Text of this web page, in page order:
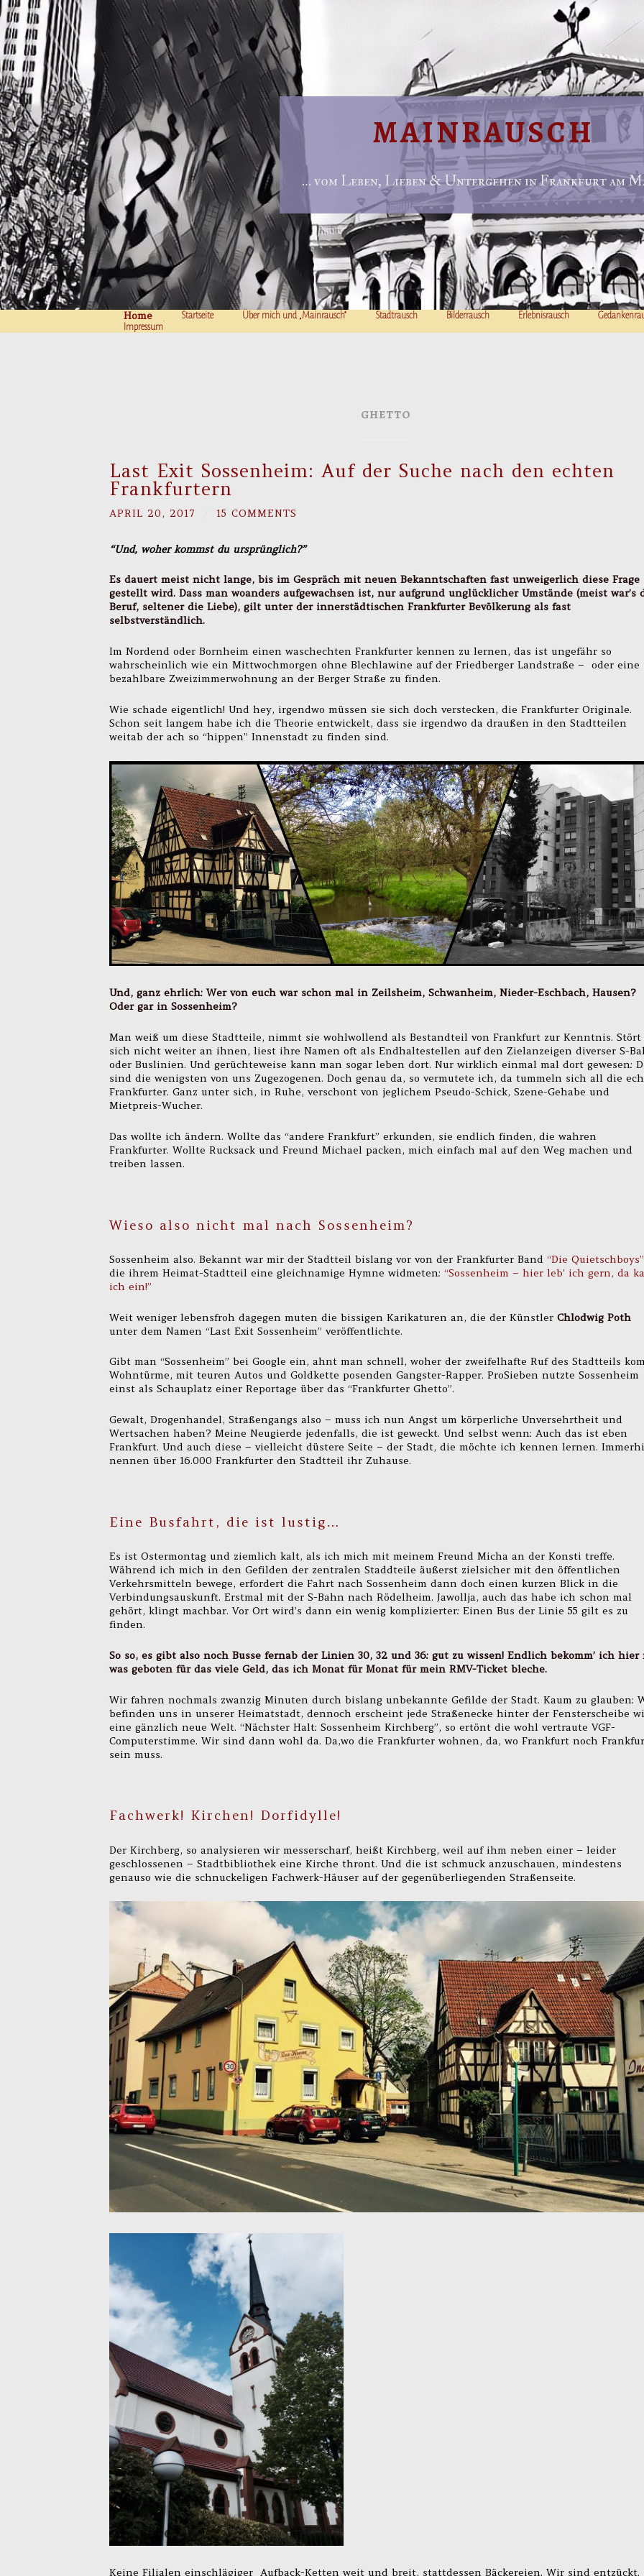
MAINRAUSCH
… vom Leben, Lieben & Untergehen in Frankfurt am
Home Startseite Über mich und „Mainrausch“ Stadtrausch Bilderrausch Erlebnisrausch
Impressum
GHETTO
Last Exit Sossenheim: Auf der Suche nach den echten
Frankfurtern
APRIL 20, 2017 15 COMMENTS
“Und, woher kommst du ursprünglich?”
Es dauert meist nicht lange, bis im Gespräch mit neuen Bekanntschaften fast unweigerlich diese Frage
gestellt wird. Dass man woanders aufgewachsen ist, nur aufgrund unglücklicher Umstände (meist war’s
Beruf, seltener die Liebe), gilt unter der innerstädtischen Frankfurter Bevölkerung als fast
selbstverständlich.
Im Nordend oder Bornheim einen waschechten Frankfurter kennen zu lernen, das ist ungefähr so
wahrscheinlich wie ein Mittwochmorgen ohne Blechlawine auf der Friedberger Landstraße – oder eine
bezahlbare Zweizimmerwohnung an der Berger Straße zu finden.
Wie schade eigentlich! Und hey, irgendwo müssen sie sich doch verstecken, die Frankfurter Originale.
Schon seit langem habe ich die Theorie entwickelt, dass sie irgendwo da draußen in den Stadtteilen
weitab der ach so “hippen” Innenstadt zu finden sind.
Und, ganz ehrlich: Wer von euch war schon mal in Zeilsheim, Schwanheim, Nieder-Eschbach, Hausen?
Oder gar in Sossenheim?
Man weiß um diese Stadtteile, nimmt sie wohlwollend als Bestandteil von Frankfurt zur Kenntnis. Stört
sich nicht weiter an ihnen, liest ihre Namen oft als Endhaltestellen auf den Zielanzeigen diverser S-
oder Buslinien. Und gerüchteweise kann man sogar leben dort. Nur wirklich einmal mal dort gewesen:
sind die wenigsten von uns Zugezogenen. Doch genau da, so vermutete ich, da tummeln sich all die
Frankfurter. Ganz unter sich, in Ruhe, verschont von jeglichem Pseudo-Schick, Szene-Gehabe und
Mietpreis-Wucher.
Das wollte ich ändern. Wollte das “andere Frankfurt” erkunden, sie endlich finden, die wahren
Frankfurter. Wollte Rucksack und Freund Michael packen, mich einfach mal auf den Weg machen und
treiben lassen.
Wieso also nicht mal nach Sossenheim?
Sossenheim also. Bekannt war mir der Stadtteil bislang vor von der Frankfurter Band “Die Quietschboys”
die ihrem Heimat-Stadtteil eine gleichnamige Hymne widmeten: “Sossenheim – hier leb’ ich gern, da
ich ein!”
Weit weniger lebensfroh dagegen muten die bissigen Karikaturen an, die der Künstler Chlodwig Poth
unter dem Namen “Last Exit Sossenheim” veröffentlichte.
Gibt man “Sossenheim” bei Google ein, ahnt man schnell, woher der zweifelhafte Ruf des Stadtteils
Wohntürme, mit teuren Autos und Goldkette posenden Gangster-Rapper. ProSieben nutzte Sossenheim
einst als Schauplatz einer Reportage über das “Frankfurter Ghetto”.
Gewalt, Drogenhandel, Straßengangs also – muss ich nun Angst um körperliche Unversehrtheit und
Wertsachen haben? Meine Neugierde jedenfalls, die ist geweckt. Und selbst wenn: Auch das ist eben
Frankfurt. Und auch diese – vielleicht düstere Seite – der Stadt, die möchte ich kennen lernen.
nennen über 16.000 Frankfurter den Stadtteil ihr Zuhause.
Eine Busfahrt, die ist lustig…
Es ist Ostermontag und ziemlich kalt, als ich mich mit meinem Freund Micha an der Konsti treffe.
Während ich mich in den Gefilden der zentralen Staddteile äußerst zielsicher mit den öffentlichen
Verkehrsmitteln bewege, erfordert die Fahrt nach Sossenheim dann doch einen kurzen Blick in die
Verbindungsauskunft. Erstmal mit der S-Bahn nach Rödelheim. Jawollja, auch das habe ich schon mal
gehört, klingt machbar. Vor Ort wird’s dann ein wenig komplizierter: Einen Bus der Linie 55 gilt es zu
finden.
So so, es gibt also noch Busse fernab der Linien 30, 32 und 36: gut zu wissen! Endlich bekomm’ ich hier
was geboten für das viele Geld, das ich Monat für Monat für mein RMV-Ticket bleche.
Wir fahren nochmals zwanzig Minuten durch bislang unbekannte Gefilde der Stadt. Kaum zu glauben:
befinden uns in unserer Heimatstadt, dennoch erscheint jede Straßenecke hinter der Fensterscheibe
eine gänzlich neue Welt. “Nächster Halt: Sossenheim Kirchberg”, so ertönt die wohl vertraute VGF-
Computerstimme. Wir sind dann wohl da. Da,wo die Frankfurter wohnen, da, wo Frankfurt noch
sein muss.
Fachwerk! Kirchen! Dorfidylle!
Der Kirchberg, so analysieren wir messerscharf, heißt Kirchberg, weil auf ihm neben einer – leider
geschlossenen – Stadtbibliothek eine Kirche thront. Und die ist schmuck anzuschauen, mindestens
genauso wie die schnuckeligen Fachwerk-Häuser auf der gegenüberliegenden Straßenseite.
Keine Filialen einschlägiger Aufback-Ketten weit und breit, stattdessen Bäckereien. Wir sind entzückt.